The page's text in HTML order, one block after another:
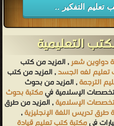
تعليم التفكير ..
التعليمية
دواوين شعر, المزيد من كتب
تعليم لغه الجسد, المزيد من كتب
الترجمة, المزيد من بحوث
الإسلامية فيمكتبة بحوث
الإسلامية, المزيد من طرق
طرق تدريس اللغة الإنجليزية,
فيمكتبة كتب تعليم قيادة